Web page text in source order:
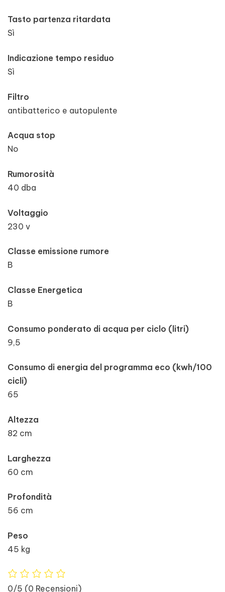
Tasto partenza ritardata
Sì
Indicazione tempo residuo
Sì
Filtro
antibatterico e autopulente
Acqua stop
No
Rumorosità
40 dba
Voltaggio
230 v
Classe emissione rumore
B
Classe Energetica
B
Consumo ponderato di acqua per ciclo (litri)
9,5
Consumo di energia del programma eco (kwh/100
cicli)
65
Altezza
82 cm
Larghezza
60 cm
Profondità
56 cm
Peso
45 kg
0/5 (0 Recensioni)